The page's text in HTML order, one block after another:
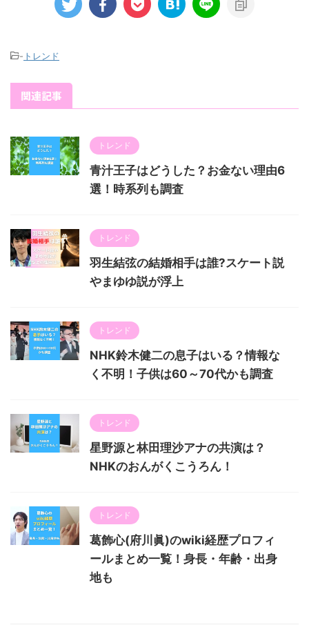
- トレンド
関連記事
トレンド
青汁王子はどうした？お金ない理由6
選！時系列も調査
トレンド
羽生結弦の結婚相手は誰?スケート説
やまゆゆ説が浮上
トレンド
NHK鈴木健二の息子はいる？情報な
く不明！子供は60～70代かも調査
トレンド
星野源と林田理沙アナの共演は？
NHKのおんがくこうろん！
トレンド
葛飾心(府川眞)のwiki経歴プロフィ
ールまとめ一覧！身長・年齢・出身
地も